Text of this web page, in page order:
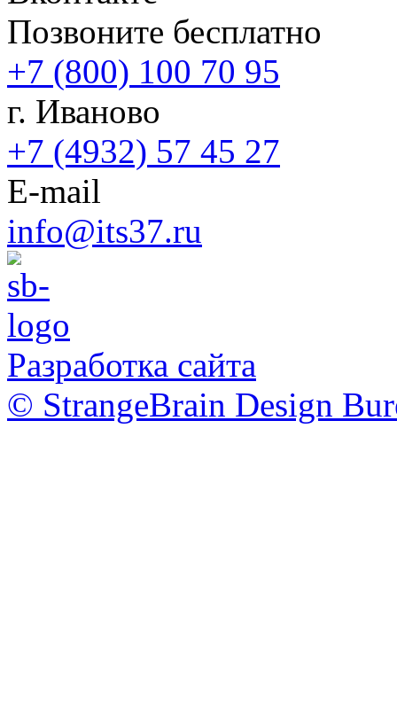
Позвоните бесплатно
+7 (800) 100 70 95
г. Иваново
+7 (4932) 57 45 27
E-mail
info@its37.ru
Разработка сайта
© StrangeBrain Design